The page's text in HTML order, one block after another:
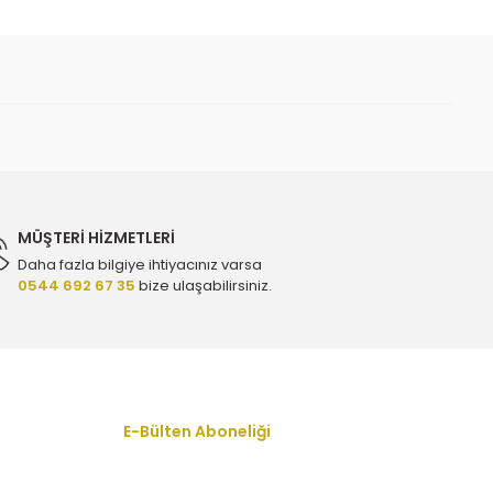
- 13300867
MÜŞTERİ HİZMETLERİ
Daha fazla bilgiye ihtiyacınız varsa
0544 692 67 35 bize ulaşabilirsiniz.
E-Bülten Aboneliği